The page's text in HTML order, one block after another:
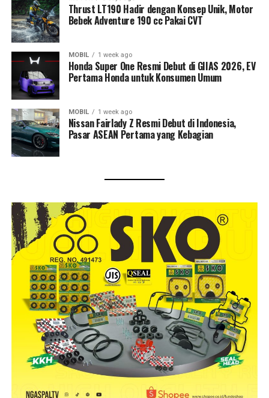
Thrust LT190 Hadir dengan Konsep Unik, Motor
Bebek Adventure 190 cc Pakai CVT
MOBIL 1 week ago
Honda Super One Resmi Debut di GIIAS 2026, EV
Pertama Honda untuk Konsumen Umum
MOBIL 1 week ago
Nissan Fairlady Z Resmi Debut di Indonesia,
Pasar ASEAN Pertama yang Kebagian